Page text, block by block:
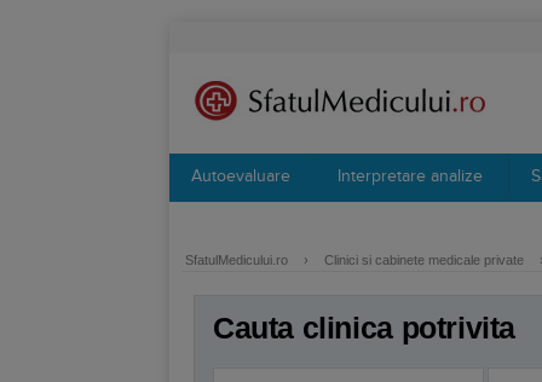
Autoevaluare Interpretare analize
SfatulMedicului.ro › Clinici si cabinete medicale private
Cauta clinica potrivita